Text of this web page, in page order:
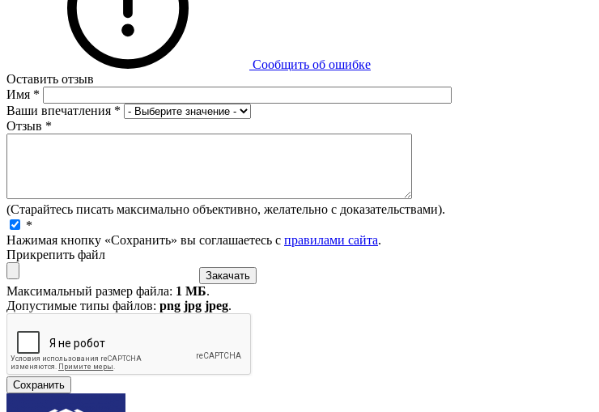
Сообщить об ошибке
Оставить отзыв
Имя *
Ваши впечатления *
Отзыв *
(Старайтесь писать максимально объективно, желательно с доказательствами).
*
Нажимая кнопку «Сохранить» вы соглашаетесь с правилами сайта.
Прикрепить файл
Максимальный размер файла: 1 МБ.
Допустимые типы файлов: png jpg jpeg.